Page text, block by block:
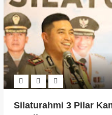
Silaturahmi 3 Pilar